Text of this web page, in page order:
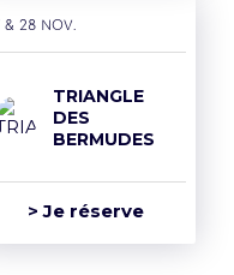
& 28 nov.
TRIANGLE
DES
BERMUDES
> Je réserve